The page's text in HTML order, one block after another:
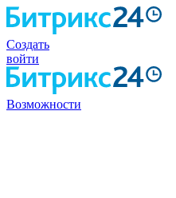
Создать
войти
Возможности